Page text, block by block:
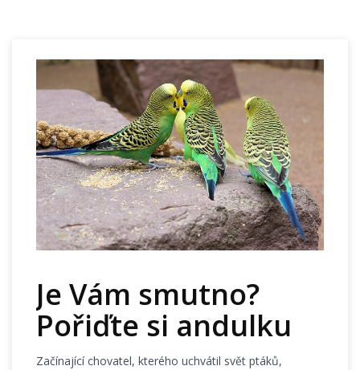
Je Vám smutno?
Pořiďte si andulku
Začínající chovatel, kterého uchvátil svět ptáků,